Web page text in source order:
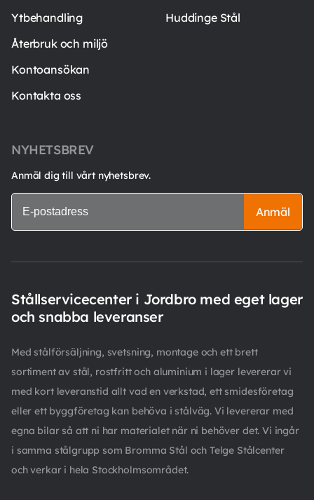
Huddinge Stål
Ytbehandling
Återbruk och miljö
Kontoansökan
Kontakta oss
NYHETSBREV
Anmäl dig till vårt nyhetsbrev.
Anmäl
Stållservicecenter i Jordbro med eget lager
och snabba leveranser
Med stålförsäljning, svetsning, montage och ett brett
sortiment av stål, rostfritt och aluminium i lager levererar vi
med kort leveranstid allt vad en verkstad, ett smidesföretag
eller ett byggföretag kan behöva i stålväg. Vi levererar med
egna bilar så att ni har materialet när ni behöver det. Vi ingår
i samma stålgrupp som Bromma Stål och Telge Stålcenter
och verkar i hela Stockholmsområdet.